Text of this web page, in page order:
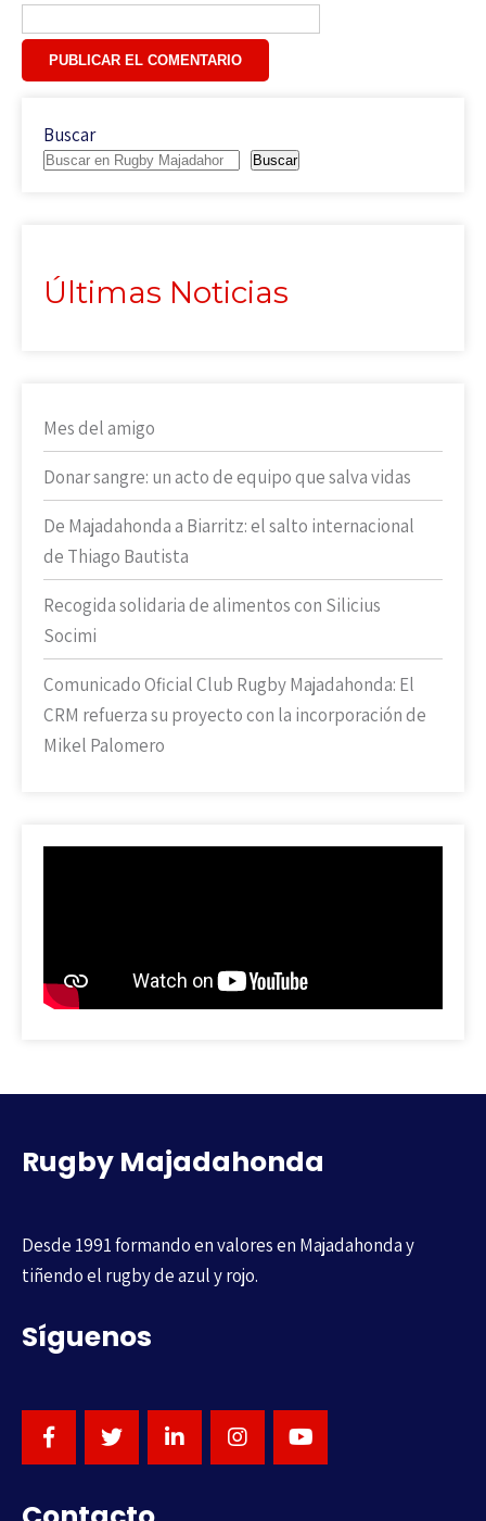
Buscar
Buscar
Últimas Noticias
Mes del amigo
Donar sangre: un acto de equipo que salva vidas
De Majadahonda a Biarritz: el salto internacional
de Thiago Bautista
Recogida solidaria de alimentos con Silicius
Socimi
Comunicado Oficial Club Rugby Majadahonda: El
CRM refuerza su proyecto con la incorporación de
Mikel Palomero
Rugby Majadahonda
Desde 1991 formando en valores en Majadahonda y
tiñendo el rugby de azul y rojo.
Síguenos